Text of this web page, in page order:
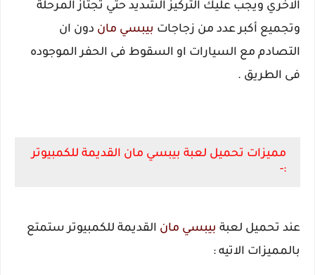
الاخري ويجب عليك التركيز الشديد حتي تجتاز المرحلة
وتجميع أكبر عدد من زجاجات بيبسي مان دون ان
التصادم مع السيارات او السقوط فى الحفر الموجوده
فى الطريق .
مميزات تحميل لعبة بيبسي مان القديمة للكمبيوتر
:-
عند تحميل لعبة بيبسي مان القديمة للكمبيوتر ستمتع
بالمميزات الاتيه :